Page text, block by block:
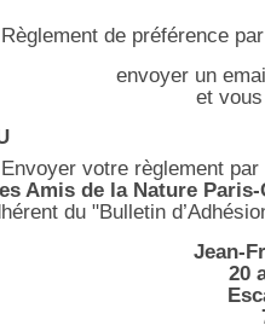
Règlement de préférence
envoyer un
et
Envoyer votre règlement par
Amis de la Nature
du "Bulletin
Jean-
20